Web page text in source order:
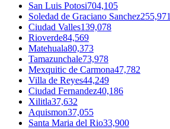
San Luis Potosi704,105
Soledad de Graciano Sanchez255,971
Ciudad Valles139,078
Rioverde84,569
Matehuala80,373
Tamazunchale73,978
Mexquitic de Carmona47,782
Villa de Reyes44,249
Ciudad Fernandez40,186
Xilitla37,632
Aquismon37,055
Santa Maria del Rio33,900